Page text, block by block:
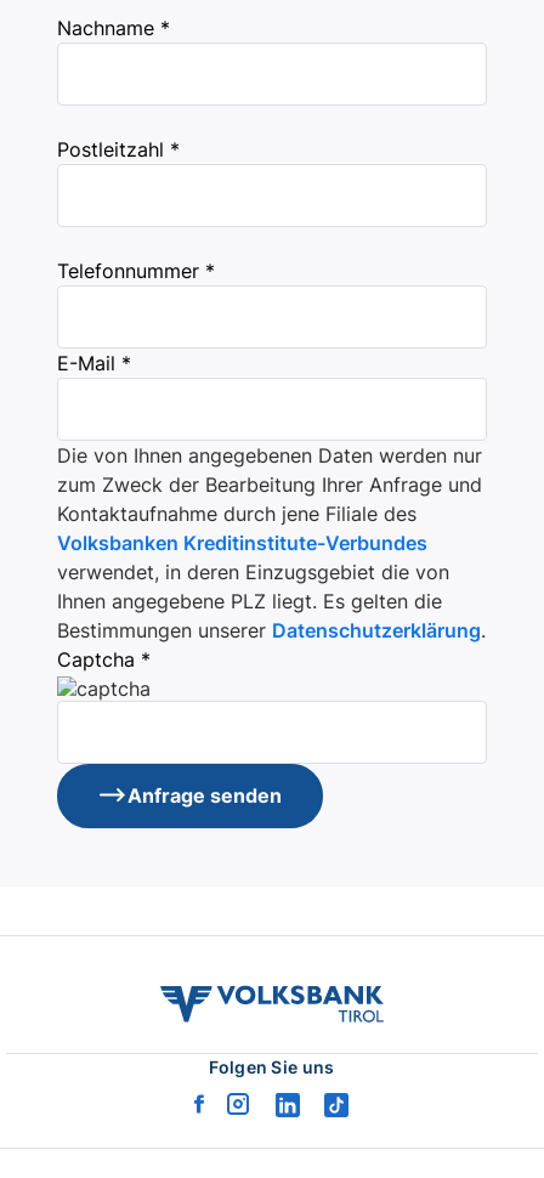
Nachname *
Postleitzahl *
Telefonnummer *
E-Mail *
Die von Ihnen angegebenen Daten werden nur
zum Zweck der Bearbeitung Ihrer Anfrage und
Kontaktaufnahme durch jene Filiale des
Volksbanken Kreditinstitute-Verbundes
verwendet, in deren Einzugsgebiet die von
Ihnen angegebene PLZ liegt. Es gelten die
Bestimmungen unserer Datenschutzerklärung.
Captcha *
Anfrage senden
volksbank
Folgen Sie uns
facebook
instagram
linkedintiktok